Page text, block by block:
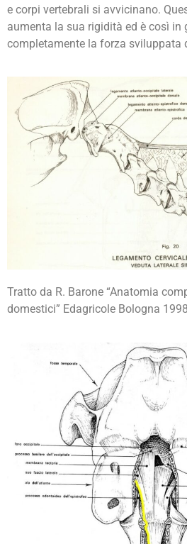
e corpi vertebrali si avvicinano.
aumenta la sua rigidità ed è così in
completamente la forza sviluppata
Tratto da R. Barone “Anatomia
domestici” Edagricole Bologna 1998